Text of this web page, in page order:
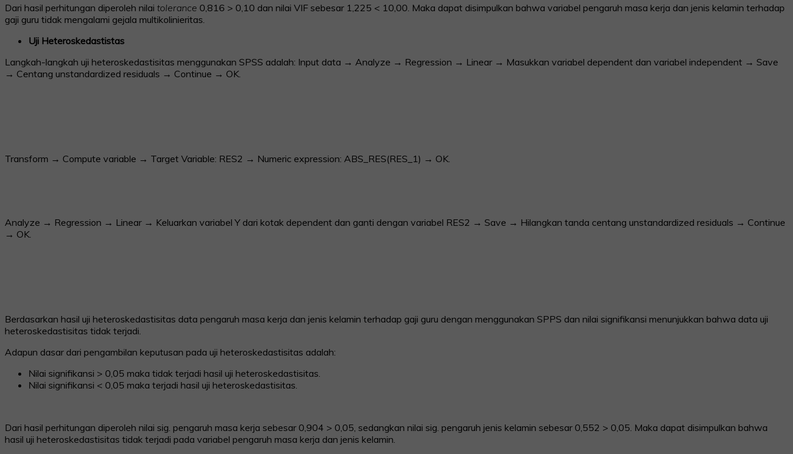
Dari hasil perhitungan diperoleh nilai tolerance 0,816 > 0,10 dan nilai VIF sebesar 1,225 < 10,00. Maka dapat disimpulkan bahwa variabel pengaruh masa kerja dan jenis kelamin terhadap
gaji guru tidak mengalami gejala multikolinieritas.
Uji Heteroskedastistas
Langkah-langkah uji heteroskedastisitas menggunakan SPSS adalah: Input data → Analyze → Regression → Linear → Masukkan variabel dependent dan variabel independent → Save
→ Centang unstandardized residuals → Continue → OK.
Transform → Compute variable → Target Variable: RES2 → Numeric expression: ABS_RES(RES_1) → OK.
Analyze → Regression → Linear → Keluarkan variabel Y dari kotak dependent dan ganti dengan variabel RES2 → Save → Hilangkan tanda centang unstandardized residuals → Continue
→ OK.
Berdasarkan hasil uji heteroskedastisitas data pengaruh masa kerja dan jenis kelamin terhadap gaji guru dengan menggunakan SPPS dan nilai signifikansi menunjukkan bahwa data uji
heteroskedastisitas tidak terjadi.
Adapun dasar dari pengambilan keputusan pada uji heteroskedastisitas adalah:
Nilai signifikansi > 0,05 maka tidak terjadi hasil uji heteroskedastisitas.
Nilai signifikansi < 0,05 maka terjadi hasil uji heteroskedastisitas.
Dari hasil perhitungan diperoleh nilai sig. pengaruh masa kerja sebesar 0,904 > 0,05, sedangkan nilai sig. pengaruh jenis kelamin sebesar 0,552 > 0,05. Maka dapat disimpulkan bahwa
hasil uji heteroskedastisitas tidak terjadi pada variabel pengaruh masa kerja dan jenis kelamin.